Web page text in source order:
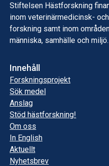
Stiftelsen Hästforskning
inom veterinärmedicinsk-
forskning samt inom
människa, samhälle och miljö.
Innehåll
Forskningsprojekt
Sök medel
Anslag
Stöd hästforskning!
Om oss
In English
Aktuellt
Nyhetsbrev